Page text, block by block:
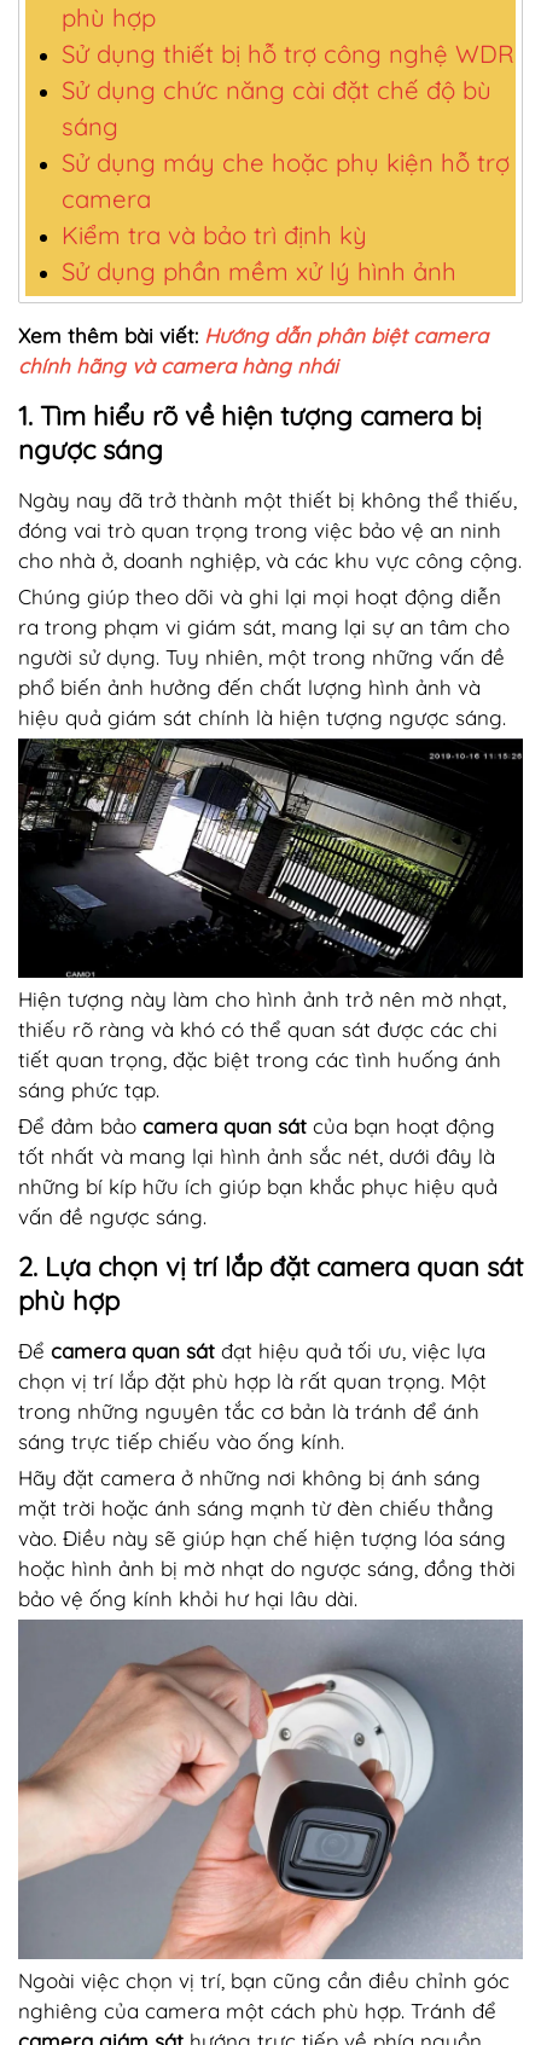
phù hợp
Sử dụng thiết bị hỗ trợ công nghệ WDR
Sử dụng chức năng cài đặt chế độ bù
sáng
Sử dụng máy che hoặc phụ kiện hỗ trợ
camera
Kiểm tra và bảo trì định kỳ
Sử dụng phần mềm xử lý hình ảnh
Xem thêm bài viết: Hướng dẫn phân biệt camera
chính hãng và camera hàng nhái
1. Tìm hiểu rõ về hiện tượng camera bị
ngược sáng
Ngày nay đã trở thành một thiết bị không thể thiếu,
đóng vai trò quan trọng trong việc bảo vệ an ninh
cho nhà ở, doanh nghiệp, và các khu vực công cộng.
Chúng giúp theo dõi và ghi lại mọi hoạt động diễn
ra trong phạm vi giám sát, mang lại sự an tâm cho
người sử dụng. Tuy nhiên, một trong những vấn đề
phổ biến ảnh hưởng đến chất lượng hình ảnh và
hiệu quả giám sát chính là hiện tượng ngược sáng.
Hiện tượng này làm cho hình ảnh trở nên mờ nhạt,
thiếu rõ ràng và khó có thể quan sát được các chi
tiết quan trọng, đặc biệt trong các tình huống ánh
sáng phức tạp.
Để đảm bảo camera quan sát của bạn hoạt động
tốt nhất và mang lại hình ảnh sắc nét, dưới đây là
những bí kíp hữu ích giúp bạn khắc phục hiệu quả
vấn đề ngược sáng.
2. Lựa chọn vị trí lắp đặt camera quan sát
phù hợp
Để camera quan sát đạt hiệu quả tối ưu, việc lựa
chọn vị trí lắp đặt phù hợp là rất quan trọng. Một
trong những nguyên tắc cơ bản là tránh để ánh
sáng trực tiếp chiếu vào ống kính.
Hãy đặt camera ở những nơi không bị ánh sáng
mặt trời hoặc ánh sáng mạnh từ đèn chiếu thẳng
vào. Điều này sẽ giúp hạn chế hiện tượng lóa sáng
hoặc hình ảnh bị mờ nhạt do ngược sáng, đồng thời
bảo vệ ống kính khỏi hư hại lâu dài.
Ngoài việc chọn vị trí, bạn cũng cần điều chỉnh góc
nghiêng của camera một cách phù hợp. Tránh để